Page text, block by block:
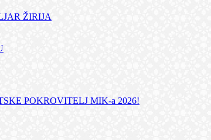
ŽIRIJA
POKROVITELJ MIK-a 2026!